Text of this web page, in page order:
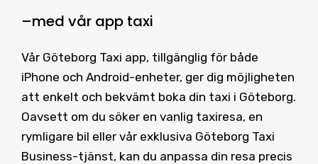
–med vår app taxi
Vår Göteborg Taxi app, tillgänglig för både
iPhone och Android-enheter, ger dig möjligheten
att enkelt och bekvämt boka din taxi i Göteborg.
Oavsett om du söker en vanlig taxiresa, en
rymligare bil eller vår exklusiva Göteborg Taxi
Business-tjänst, kan du anpassa din resa precis